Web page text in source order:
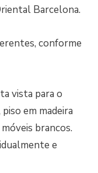
Barcelona.
conforme
vista para o
em madeira
brancos.
e